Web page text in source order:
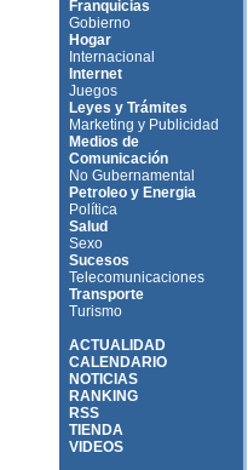
Franquicias
Gobierno
Hogar
Internacional
Internet
Juegos
Leyes y Trámites
Marketing y Publicidad
Medios de
Comunicación
No Gubernamental
Petroleo y Energia
Política
Salud
Sexo
Sucesos
Telecomunicaciones
Transporte
Turismo
ACTUALIDAD
CALENDARIO
NOTICIAS
RANKING
RSS
TIENDA
VIDEOS